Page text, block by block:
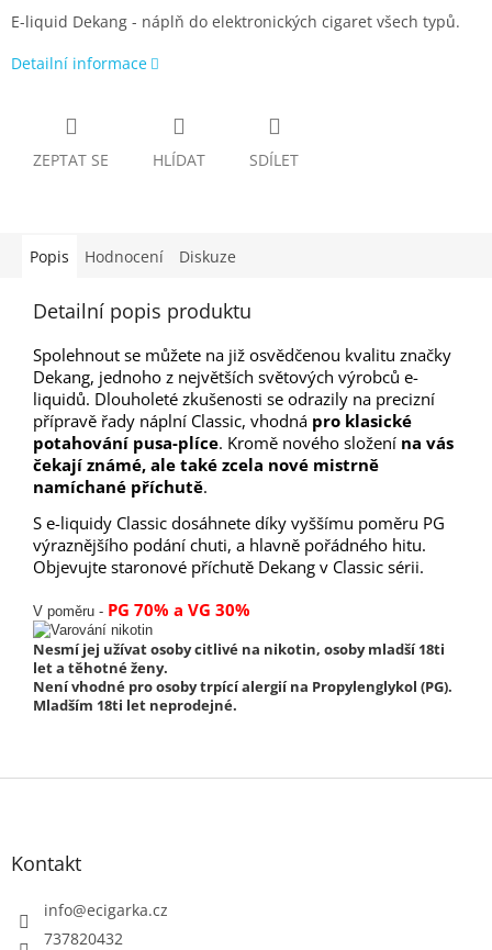
E-liquid Dekang - náplň do elektronických cigaret všech typů.
Detailní informace
ZEPTAT SE HLÍDAT SDÍLET
Popis Hodnocení Diskuze
Detailní popis produktu
Spolehnout se můžete na již osvědčenou kvalitu značky
Dekang, jednoho z největších světových výrobců e-
liquidů. Dlouholeté zkušenosti se odrazily na precizní
přípravě řady náplní Classic, vhodná pro klasické
potahování pusa-plíce. Kromě nového složení na vás
čekají známé, ale také zcela nové mistrně
namíchané příchutě.
S e-liquidy Classic dosáhnete díky vyššímu poměru PG
výraznějšího podání chuti, a hlavně pořádného hitu.
Objevujte staronové příchutě Dekang v Classic sérii.
V poměru - PG 70% a VG 30%
Nesmí jej užívat osoby citlivé na nikotin, osoby mladší 18ti
let a těhotné ženy.
Není vhodné pro osoby trpící alergií na Propylenglykol (PG).
Mladším 18ti let neprodejné.
Kontakt
info@ecigarka.cz
737820432